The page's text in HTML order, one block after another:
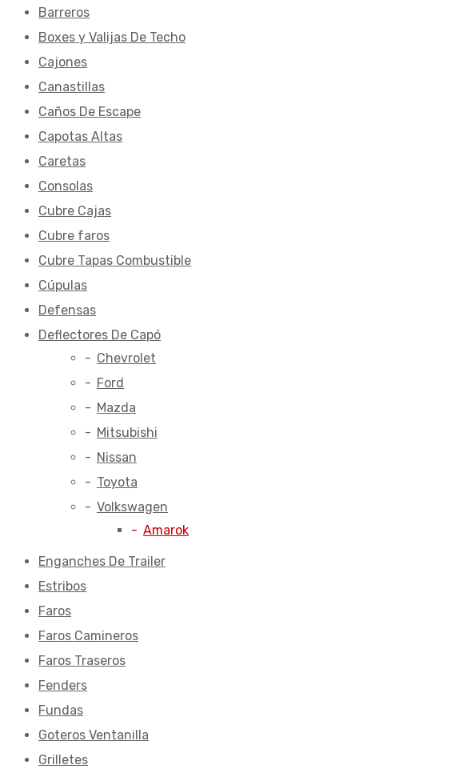
Barreros
Boxes y Valijas De Techo
Cajones
Canastillas
Caños De Escape
Capotas Altas
Caretas
Consolas
Cubre Cajas
Cubre faros
Cubre Tapas Combustible
Cúpulas
Defensas
Deflectores De Capó
Chevrolet
Ford
Mazda
Mitsubishi
Nissan
Toyota
Volkswagen
Amarok
Enganches De Trailer
Estribos
Faros
Faros Camineros
Faros Traseros
Fenders
Fundas
Goteros Ventanilla
Grilletes